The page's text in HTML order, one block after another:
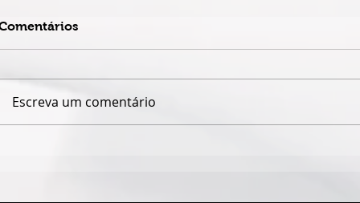
GUILHERME & SANTIAGO
DA
Escreva um comentário